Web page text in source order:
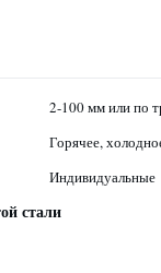
2-100 мм или по
Горячее,
Индивидуальные
стали